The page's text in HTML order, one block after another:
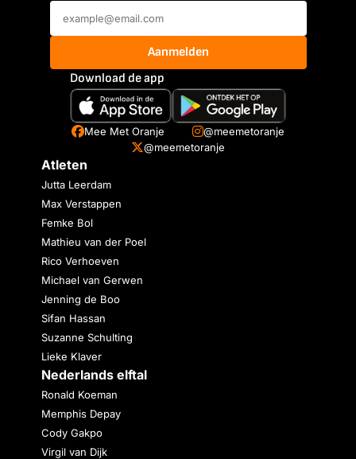
Aanmelden
Download de app
Mee Met Oranje
@meemetoranje
@meemetoranje
Atleten
Jutta Leerdam
Max Verstappen
Femke Bol
Mathieu van der Poel
Rico Verhoeven
Michael van Gerwen
Jenning de Boo
Sifan Hassan
Suzanne Schulting
Lieke Klaver
Nederlands elftal
Ronald Koeman
Memphis Depay
Cody Gakpo
Virgil van Dijk